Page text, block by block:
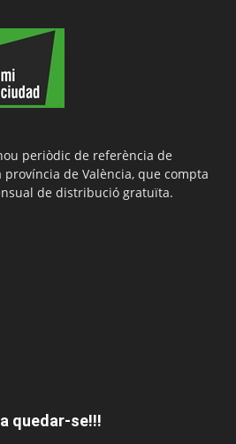
periòdic de referència de
de València, que compta
de distribució gratuïta.
quedar-se!!!